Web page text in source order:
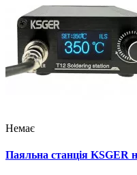
Немає
Паяльна станція KSGER